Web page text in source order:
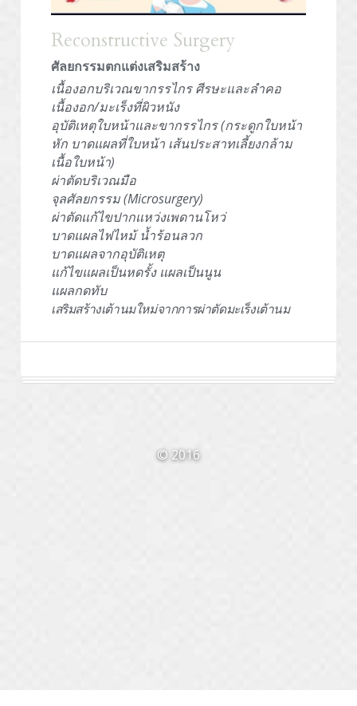
Reconstructive Surgery
ศัลยกรรมตกแต่งเสริมสร้าง
เนื้องอกบริเวณขากรรไกร ศีรษะและลำคอ
เนื้องอก/มะเร็งที่ผิวหนัง
อุบัติเหตุใบหน้าและขากรรไกร (กระดูกใบหน้า
หัก บาดแผลที่ใบหน้า เส้นประสาทเลี้ยงกล้าม
เนื้อใบหน้า)
ผ่าตัดบริเวณมือ
จุลศัลยกรรม (Microsurgery)
ผ่าตัดแก้ไขปากแหว่งเพดานโหว่
บาดแผลไฟไหม้ น้ำร้อนลวก
บาดแผลจากอุบัติเหตุ
แก้ไขแผลเป็นหดรั้ง แผลเป็นนูน
แผลกดทับ
เสริมสร้างเต้านมใหม่จากการผ่าตัดมะเร็งเต้านม
© 2016